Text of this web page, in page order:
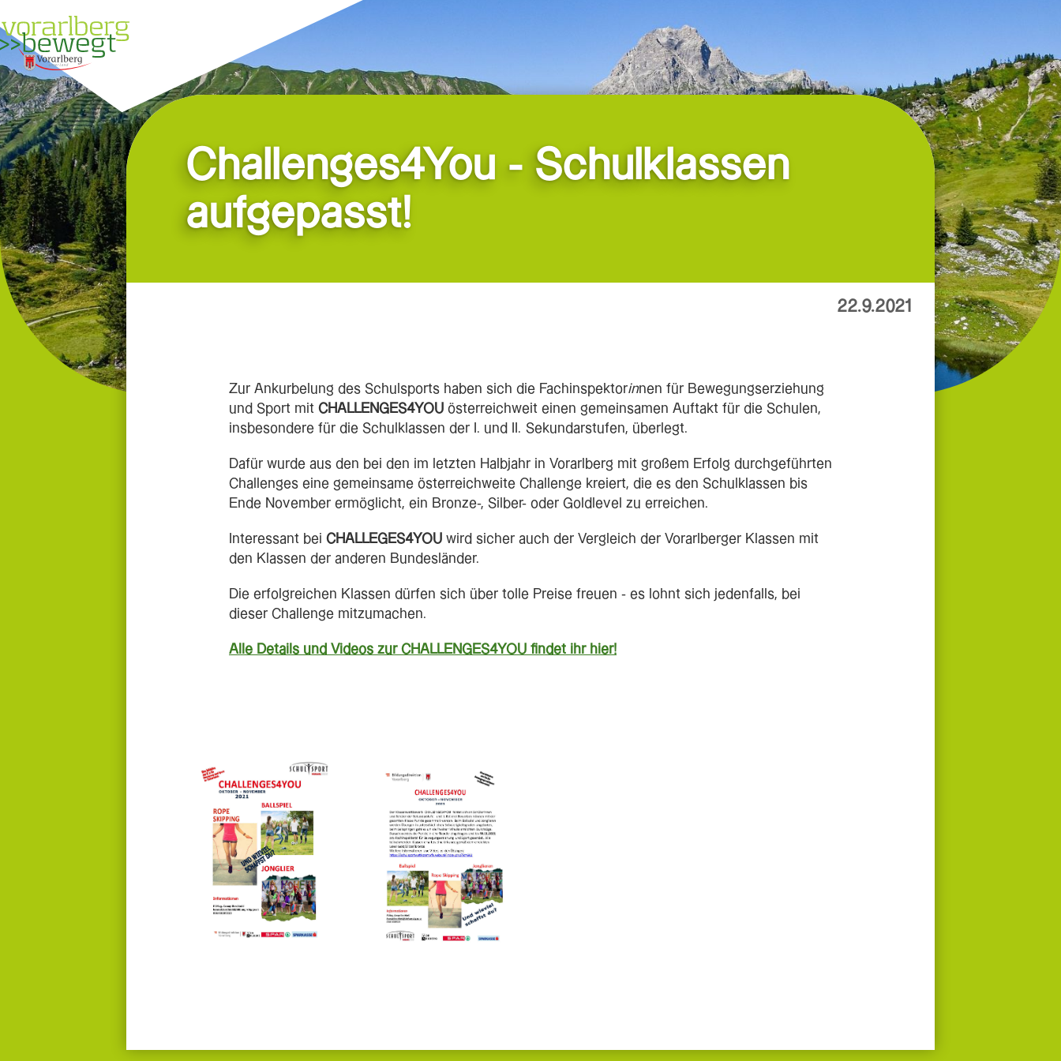
Challenges4You - Schulklassen
aufgepasst!
22.9.2021
Zur Ankurbelung des Schulsports haben sich die Fachinspektorinnen für Bewegungserziehung
und Sport mit CHALLENGES4YOU österreichweit einen gemeinsamen Auftakt für die Schulen,
insbesondere für die Schulklassen der I. und II. Sekundarstufen, überlegt.
Dafür wurde aus den bei den im letzten Halbjahr in Vorarlberg mit großem Erfolg durchgeführten
Challenges eine gemeinsame österreichweite Challenge kreiert, die es den Schulklassen bis
Ende November ermöglicht, ein Bronze-, Silber- oder Goldlevel zu erreichen.
Interessant bei CHALLEGES4YOU wird sicher auch der Vergleich der Vorarlberger Klassen mit
den Klassen der anderen Bundesländer.
Die erfolgreichen Klassen dürfen sich über tolle Preise freuen - es lohnt sich jedenfalls, bei
dieser Challenge mitzumachen.
Alle Details und Videos zur CHALLENGES4YOU findet ihr hier!